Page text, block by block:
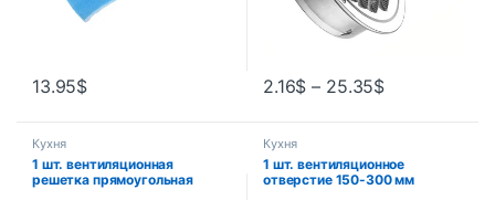
13.95$ 2.16$ – 25.35$
Кухня
1 шт. вентиляционная
решетка прямоугольная
Кухня
1 шт. вентиляционное
отверстие 150-300 мм